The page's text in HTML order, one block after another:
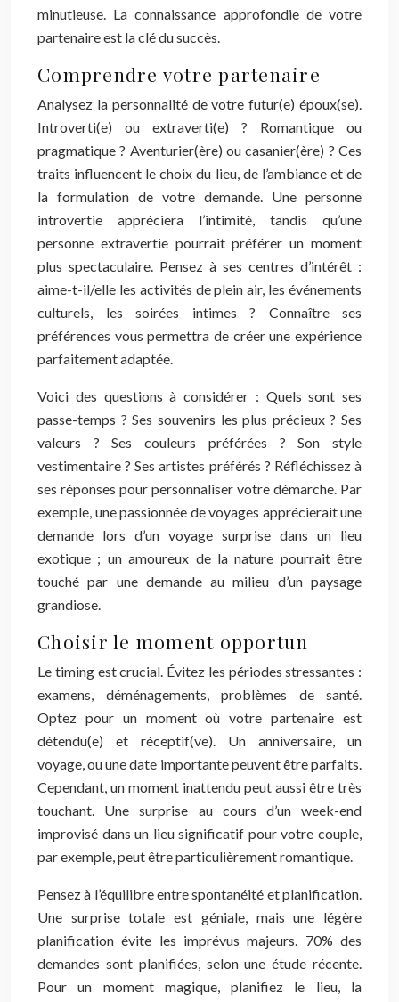
minutieuse. La connaissance approfondie de votre
partenaire est la clé du succès.
Comprendre votre partenaire
Analysez la personnalité de votre futur(e) époux(se).
Introverti(e) ou extraverti(e) ? Romantique ou
pragmatique ? Aventurier(ère) ou casanier(ère) ? Ces
traits influencent le choix du lieu, de l’ambiance et de
la formulation de votre demande. Une personne
introvertie appréciera l’intimité, tandis qu’une
personne extravertie pourrait préférer un moment
plus spectaculaire. Pensez à ses centres d’intérêt :
aime-t-il/elle les activités de plein air, les événements
culturels, les soirées intimes ? Connaître ses
préférences vous permettra de créer une expérience
parfaitement adaptée.
Voici des questions à considérer : Quels sont ses
passe-temps ? Ses souvenirs les plus précieux ? Ses
valeurs ? Ses couleurs préférées ? Son style
vestimentaire ? Ses artistes préférés ? Réfléchissez à
ses réponses pour personnaliser votre démarche. Par
exemple, une passionnée de voyages apprécierait une
demande lors d’un voyage surprise dans un lieu
exotique ; un amoureux de la nature pourrait être
touché par une demande au milieu d’un paysage
grandiose.
Choisir le moment opportun
Le timing est crucial. Évitez les périodes stressantes :
examens, déménagements, problèmes de santé.
Optez pour un moment où votre partenaire est
détendu(e) et réceptif(ve). Un anniversaire, un
voyage, ou une date importante peuvent être parfaits.
Cependant, un moment inattendu peut aussi être très
touchant. Une surprise au cours d’un week-end
improvisé dans un lieu significatif pour votre couple,
par exemple, peut être particulièrement romantique.
Pensez à l’équilibre entre spontanéité et planification.
Une surprise totale est géniale, mais une légère
planification évite les imprévus majeurs. 70% des
demandes sont planifiées, selon une étude récente.
Pour un moment magique, planifiez le lieu, la